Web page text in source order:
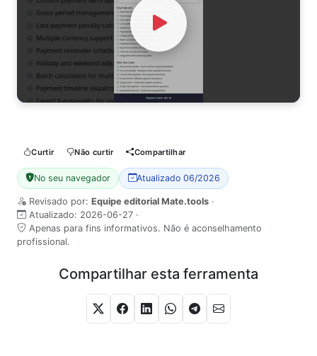
Watch Video
Curtir Não curtir Compartilhar
No seu navegador Atualizado 06/2026
Revisado por: Equipe editorial Mate.tools ·
Atualizado: 2026-06-27 ·
Apenas para fins informativos. Não é aconselhamento
profissional.
Compartilhar esta ferramenta